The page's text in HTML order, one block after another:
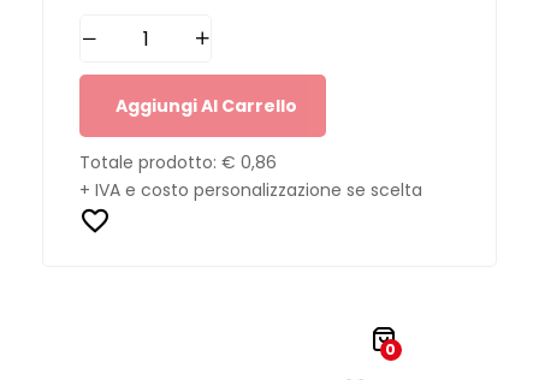
Aggiungi Al Carrello
Totale prodotto: € 0,86
+ IVA e costo personalizzazione se scelta
0